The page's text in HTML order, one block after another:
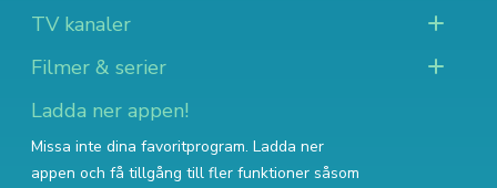
TV kanaler
Filmer & serier
Ladda ner appen!
Missa inte dina favoritprogram. Ladda ner
appen och få tillgång till fler funktioner såsom